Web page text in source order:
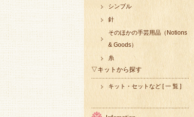
シンブル
針
そのほかの手芸用品（Notions
& Goods）
糸
▽キットから探す
キット・セットなど [ 一 覧 ]